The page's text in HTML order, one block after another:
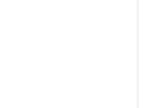
von 5 Sternen